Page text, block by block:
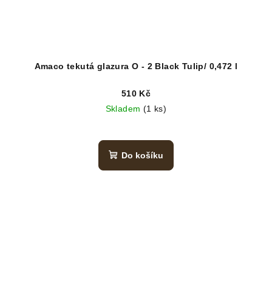
Amaco tekutá glazura O - 2 Black Tulip/ 0,472 l
510 Kč
Skladem (1 ks)
Do košíku